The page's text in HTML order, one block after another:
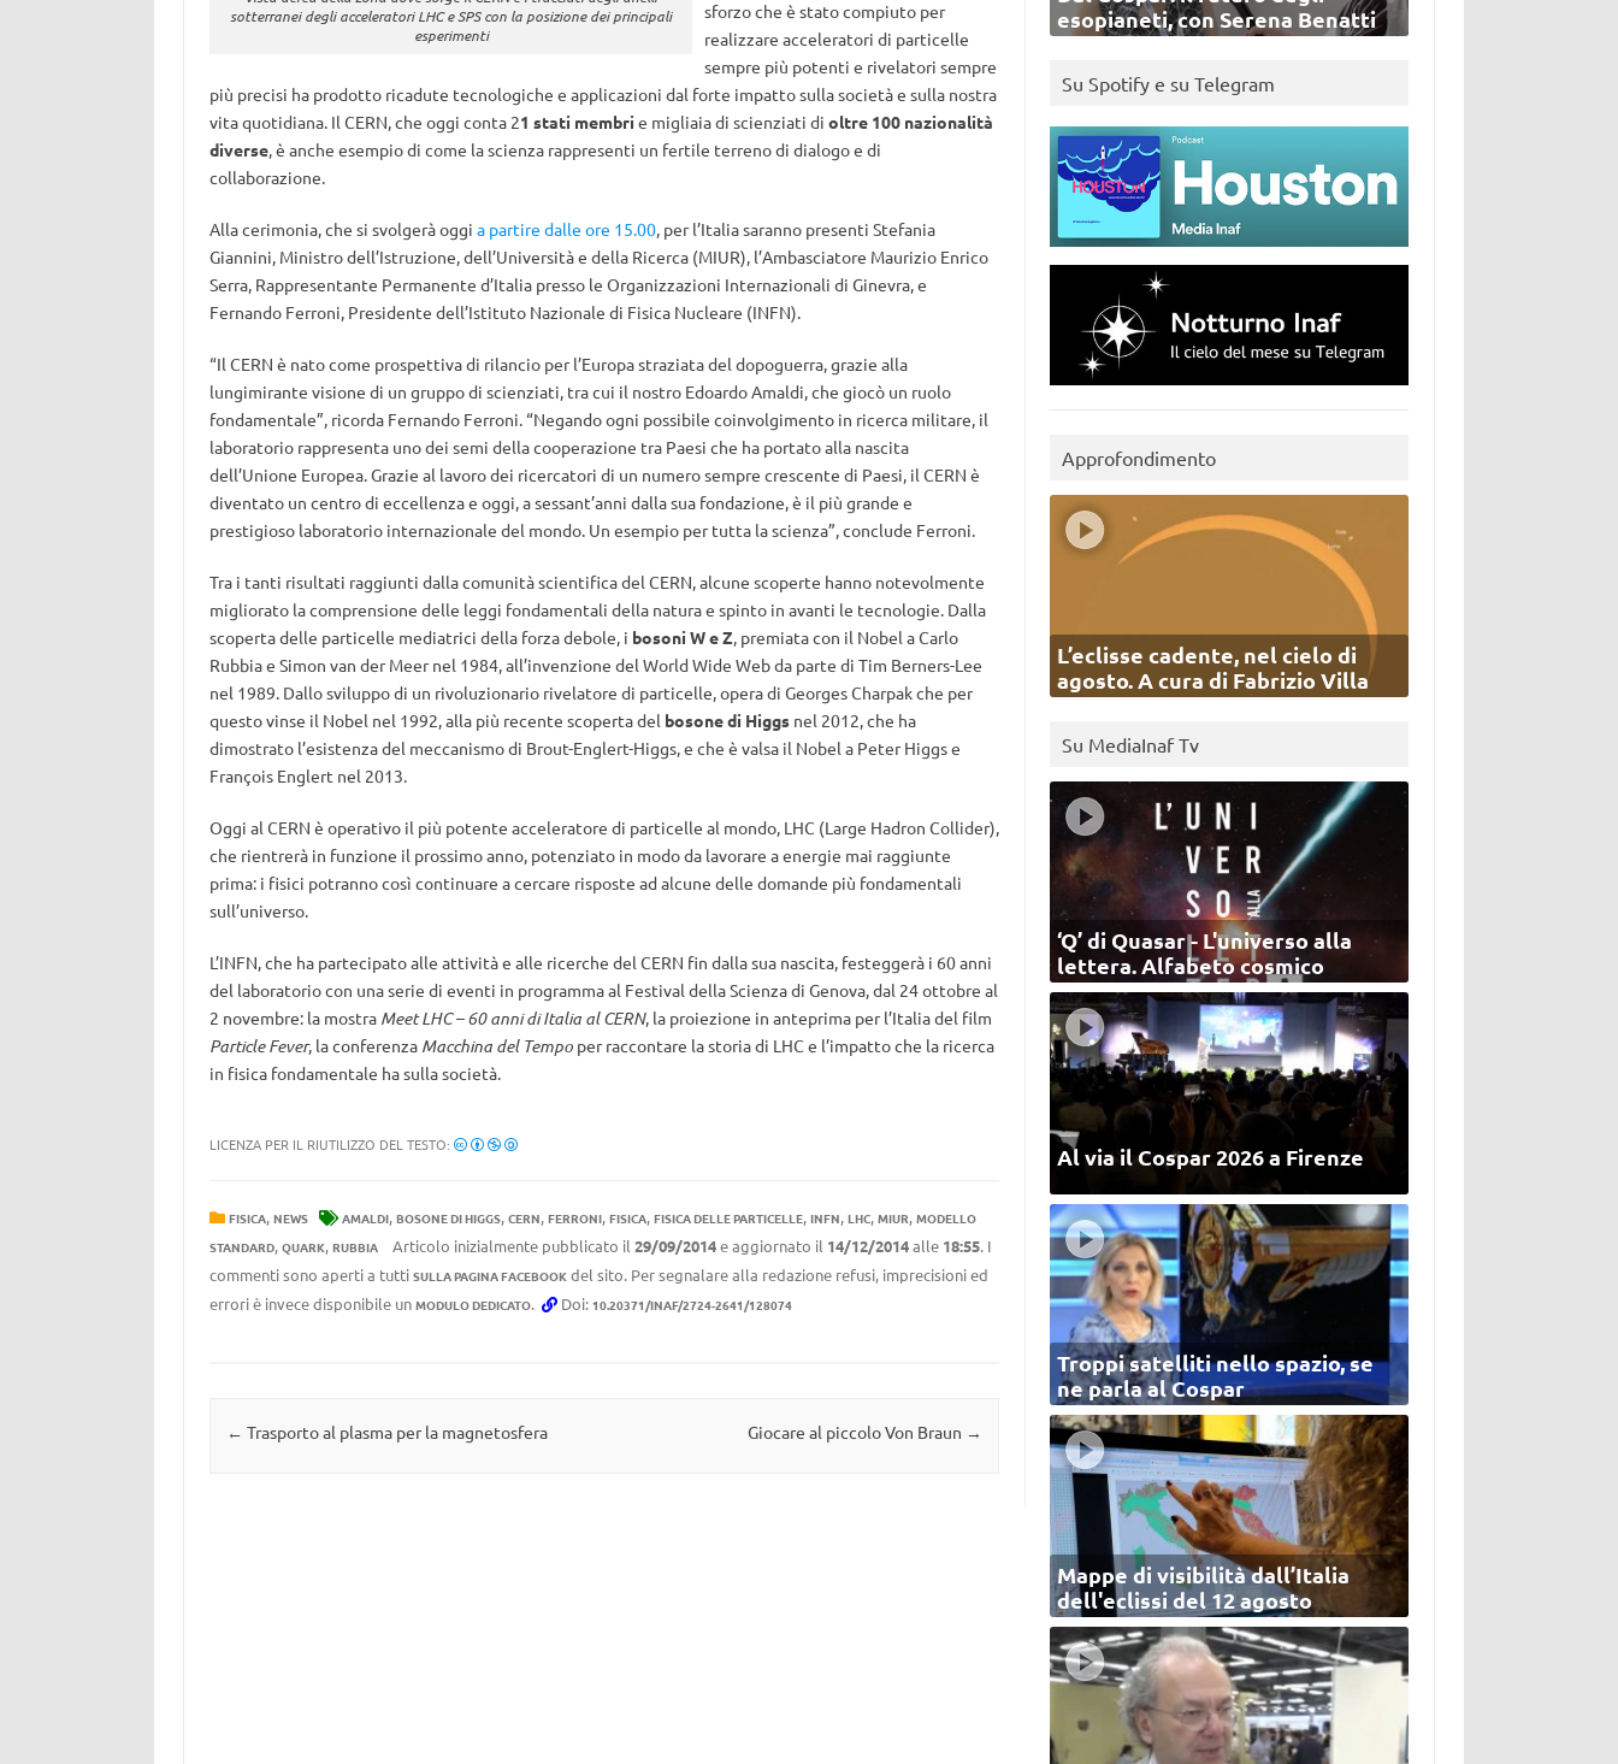
sotterranei degli acceleratori LHC e SPS con la posizione dei principali
esperimenti
sforzo che è stato compiuto per
realizzare acceleratori di particelle
sempre più potenti e rivelatori sempre
più precisi ha prodotto ricadute tecnologiche e applicazioni dal forte impatto sulla società e sulla nostra
vita quotidiana. Il CERN, che oggi conta 21 stati membri e migliaia di scienziati di oltre 100 nazionalità
diverse, è anche esempio di come la scienza rappresenti un fertile terreno di dialogo e di
collaborazione.
Alla cerimonia, che si svolgerà oggi a partire dalle ore 15.00, per l’Italia saranno presenti Stefania
Giannini, Ministro dell’Istruzione, dell’Università e della Ricerca (MIUR), l’Ambasciatore Maurizio Enrico
Serra, Rappresentante Permanente d’Italia presso le Organizzazioni Internazionali di Ginevra, e
Fernando Ferroni, Presidente dell’Istituto Nazionale di Fisica Nucleare (INFN).
“Il CERN è nato come prospettiva di rilancio per l’Europa straziata del dopoguerra, grazie alla
lungimirante visione di un gruppo di scienziati, tra cui il nostro Edoardo Amaldi, che giocò un ruolo
fondamentale”, ricorda Fernando Ferroni. “Negando ogni possibile coinvolgimento in ricerca militare, il
laboratorio rappresenta uno dei semi della cooperazione tra Paesi che ha portato alla nascita
dell’Unione Europea. Grazie al lavoro dei ricercatori di un numero sempre crescente di Paesi, il CERN è
diventato un centro di eccellenza e oggi, a sessant’anni dalla sua fondazione, è il più grande e
prestigioso laboratorio internazionale del mondo. Un esempio per tutta la scienza”, conclude Ferroni.
Tra i tanti risultati raggiunti dalla comunità scientifica del CERN, alcune scoperte hanno notevolmente
migliorato la comprensione delle leggi fondamentali della natura e spinto in avanti le tecnologie. Dalla
scoperta delle particelle mediatrici della forza debole, i bosoni W e Z, premiata con il Nobel a Carlo
Rubbia e Simon van der Meer nel 1984, all’invenzione del World Wide Web da parte di Tim Berners-Lee
nel 1989. Dallo sviluppo di un rivoluzionario rivelatore di particelle, opera di Georges Charpak che per
questo vinse il Nobel nel 1992, alla più recente scoperta del bosone di Higgsnel 2012, che ha
dimostrato l’esistenza del meccanismo di Brout-Englert-Higgs, e che è valsa il Nobel a Peter Higgs e
François Englert nel 2013.
Oggi al CERN è operativo il più potente acceleratore di particelle al mondo, LHC (Large Hadron Collider),
che rientrerà in funzione il prossimo anno, potenziato in modo da lavorare a energie mai raggiunte
prima: i fisici potranno così continuare a cercare risposte ad alcune delle domande più fondamentali
sull’universo.
L’INFN, che ha partecipato alle attività e alle ricerche del CERN fin dalla sua nascita, festeggerà i 60 anni
del laboratorio con una serie di eventi in programma al Festival della Scienza di Genova, dal 24 ottobre al
2 novembre: la mostra Meet LHC – 60 anni di Italia al CERN, la proiezione in anteprima per l’Italia del film
Particle Fever, la conferenza Macchina del Tempoper raccontare la storia di LHC e l’impatto che la ricerca
in fisica fondamentale ha sulla società.
LICENZA PER IL RIUTILIZZO DEL TESTO:
FISICA, NEWS AMALDI, BOSONE DI HIGGS, CERN, FERRONI, FISICA, FISICA DELLE PARTICELLE, INFN, LHC, MIUR, MODELLO
STANDARD, QUARK, RUBBIA Articolo inizialmente pubblicato il 29/09/2014e aggiornato il 14/12/2014alle 18:55. I
commenti sono aperti a tutti SULLA PAGINA FACEBOOKdel sito. Per segnalare alla redazione refusi, imprecisioni ed
errori è invece disponibile un MODULO DEDICATO. Doi: 10.20371/INAF/2724-2641/128074
Navigazione articolo
← Trasporto al plasma per la magnetosfera Giocare al piccolo Von Braun →
esopianeti, con Serena Benatti
Su Spotify e su Telegram
Approfondimento
L’eclisse cadente, nel cielo di
agosto. A cura di Fabrizio Villa
Su MediaInaf Tv
‘Q’ di Quasar - L'universo alla
lettera. Alfabeto cosmico
Al via il Cospar 2026 a Firenze
Troppi satelliti nello spazio, se
ne parla al Cospar
Mappe di visibilità dall’Italia
dell'eclissi del 12 agosto